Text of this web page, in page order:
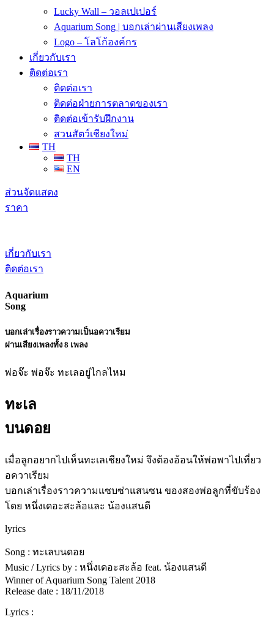
Lucky Wall – วอลเปเปอร์
Aquarium Song | บอกเล่าผ่านเสียงเพลง
Logo – โลโก้องค์กร
เกี่ยวกับเรา
ติดต่อเรา
ติดต่อเรา
ติดต่อฝ่ายการตลาดของเรา
ติดต่อเข้ารับฝึกงาน
สวนสัตว์เชียงใหม่
TH
TH
EN
ส่วนจัดแสดง
ราคา
เกี่ยวกับเรา
ติดต่อเรา
Aquarium
Song
บอกเล่าเรื่องราวความเป็นอควาเรียม
ผ่านเสียงเพลงทั้ง 8 เพลง
พ่อจ๊ะ พ่อจ๊ะ ทะเลอยู่ไกลไหม
ทะเล
บนดอย
เมื่อลูกอยากไปเห็นทะเลเชียงใหม่ จึงต้องอ้อนให้พ่อพาไปเที่ยว
อควาเรียม
บอกเล่าเรื่องราวความแซบซ่าแสนซน ของสองพ่อลูกที่ขับร้อง
โดย หนึ่งเดอะสะล้อและ น้องแสนดี
lyrics
Song : ทะเลบนดอย
Music / Lyrics by : หนึ่งเดอะสะล้อ feat. น้องแสนดี
Winner of Aquarium Song Talent 2018
Release date : 18/11/2018
Lyrics :